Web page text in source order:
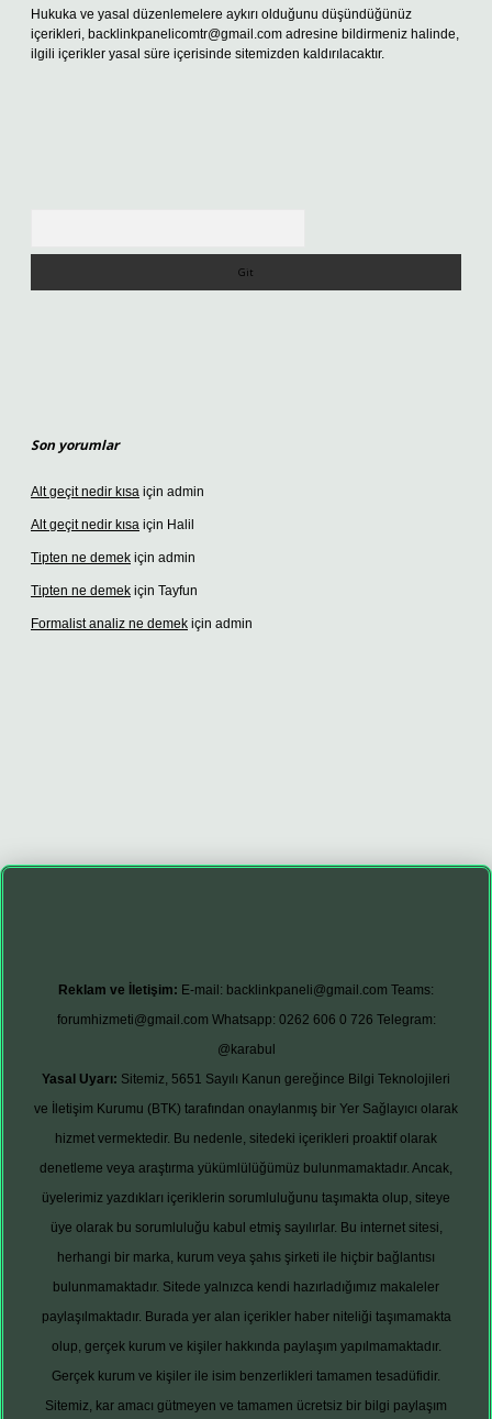
Hukuka ve yasal düzenlemelere aykırı olduğunu düşündüğünüz
içerikleri, backlinkpanelicomtr@gmail.com adresine bildirmeniz halinde,
ilgili içerikler yasal süre içerisinde sitemizden kaldırılacaktır.
Son yorumlar
Alt geçit nedir kısa için admin
Alt geçit nedir kısa için Halil
Tipten ne demek için admin
Tipten ne demek için Tayfun
Formalist analiz ne demek için admin
girişbetexper giriş
Reklam ve İletişim: E-mail: backlinkpaneli@gmail.com Teams:
forumhizmeti@gmail.com Whatsapp: 0262 606 0 726 Telegram:
@karabul
Yasal Uyarı: Sitemiz, 5651 Sayılı Kanun gereğince Bilgi Teknolojileri
ve İletişim Kurumu (BTK) tarafından onaylanmış bir Yer Sağlayıcı olarak
hizmet vermektedir. Bu nedenle, sitedeki içerikleri proaktif olarak
denetleme veya araştırma yükümlülüğümüz bulunmamaktadır. Ancak,
üyelerimiz yazdıkları içeriklerin sorumluluğunu taşımakta olup, siteye
üye olarak bu sorumluluğu kabul etmiş sayılırlar. Bu internet sitesi,
herhangi bir marka, kurum veya şahıs şirketi ile hiçbir bağlantısı
bulunmamaktadır. Sitede yalnızca kendi hazırladığımız makaleler
paylaşılmaktadır. Burada yer alan içerikler haber niteliği taşımamakta
olup, gerçek kurum ve kişiler hakkında paylaşım yapılmamaktadır.
Gerçek kurum ve kişiler ile isim benzerlikleri tamamen tesadüfidir.
Sitemiz, kar amacı gütmeyen ve tamamen ücretsiz bir bilgi paylaşım